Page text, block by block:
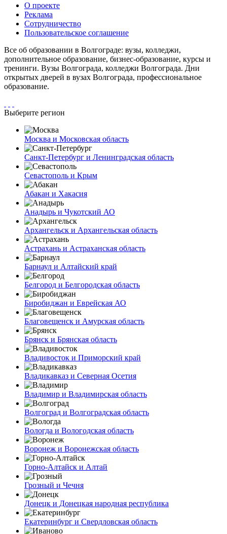
О проекте
Реклама
Сотрудничество
Пользовательское соглашение
Все об образовании в Волгограде: вузы, колледжи,
дополнительное образование, бизнес-образование, курсы и
тренинги. Вузы Волгограда, колледжи Волгограда. Дни
открытых дверей в вузах Волгограда, профессиональное
образование.
Выберите регион
Москва и Московская область
Санкт-Петербург и Ленинградская область
Севастополь и Крым
Абакан и Хакасия
Анадырь и Чукотский АО
Архангельск и Архангельская область
Астрахань и Астраханская область
Барнаул и Алтайский край
Белгород и Белгородская область
Биробиджан и Еврейская АО
Благовещенск и Амурская область
Брянск и Брянская область
Владивосток и Приморский край
Владикавказ и Северная Осетия
Владимир и Владимирская область
Волгоград и Волгоградская область
Вологда и Вологодская область
Воронеж и Воронежская область
Горно-Алтайск и Алтай
Грозный и Чечня
Донецк и Донецкая народная республика
Екатеринбург и Свердловская область